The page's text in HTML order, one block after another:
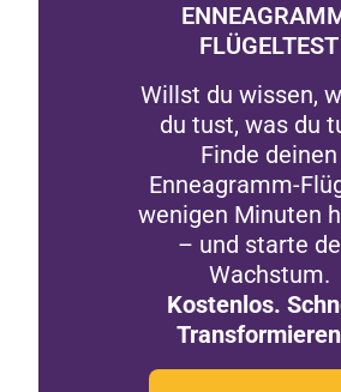
FLÜGELTEST
Willst du wissen,
du tust, was du
Finde deinen
Enneagramm-
wenigen Minuten
– und starte
Wachstum.
Kostenlos.